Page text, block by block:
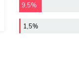
9,5%
1,5%